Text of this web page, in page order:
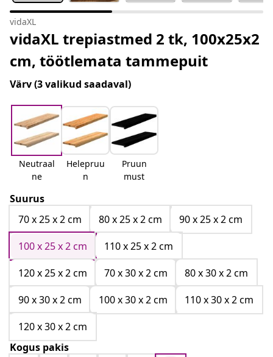
vidaXL
vidaXL trepiastmed 2 tk, 100x25x2
cm, töötlemata tammepuit
Värv(3 valikud saadaval)
Neutraal
ne
Helepruu
n
Pruun
must
Suurus
70 x 25 x 2 cm
80 x 25 x 2 cm
90 x 25 x 2 cm
100 x 25 x 2 cm
110 x 25 x 2 cm
120 x 25 x 2 cm
70 x 30 x 2 cm
80 x 30 x 2 cm
90 x 30 x 2 cm
100 x 30 x 2 cm
110 x 30 x 2 cm
120 x 30 x 2 cm
Kogus pakis